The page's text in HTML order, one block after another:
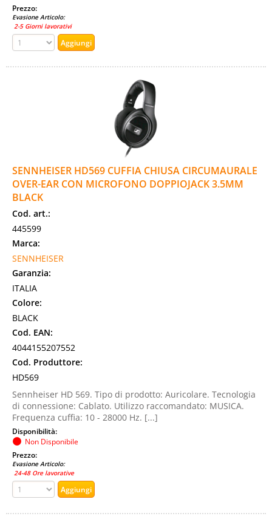
Prezzo:
Evasione Articolo:
2-5 Giorni lavorativi
SENNHEISER HD569 CUFFIA CHIUSA CIRCUMAURALE
OVER-EAR CON MICROFONO DOPPIOJACK 3.5MM
BLACK
Cod. art.:
445599
Marca:
SENNHEISER
Garanzia:
ITALIA
Colore:
BLACK
Cod. EAN:
4044155207552
Cod. Produttore:
HD569
Sennheiser HD 569. Tipo di prodotto: Auricolare. Tecnologia
di connessione: Cablato. Utilizzo raccomandato: MUSICA.
Frequenza cuffia: 10 - 28000 Hz. [...]
Disponibilità:
Non Disponibile
Prezzo:
Evasione Articolo:
24-48 Ore lavorative